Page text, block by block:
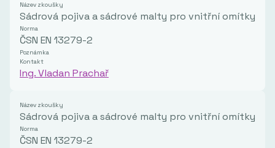
Název zkoušky
Sádrová pojiva a sádrové malty pro vnitřní omítky –
Norma
ČSN EN 13279-2
Poznámka
Kontakt
Ing. Vladan Prachař
Název zkoušky
Sádrová pojiva a sádrové malty pro vnitřní omítky –
Norma
ČSN EN 13279-2